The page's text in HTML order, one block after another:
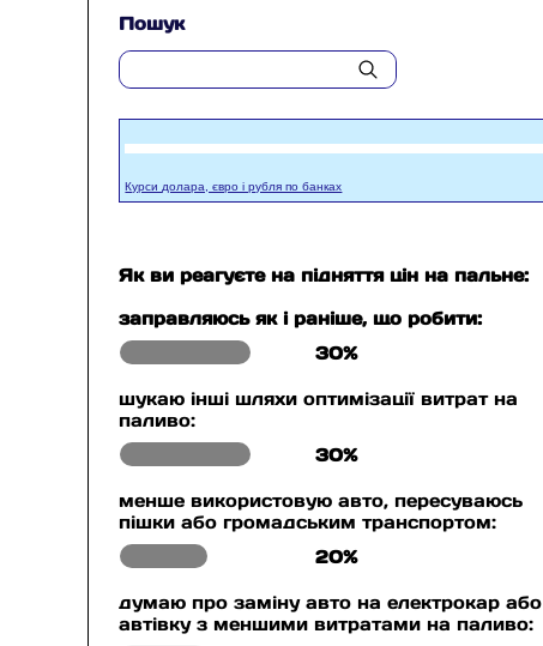
Пошук
Курси долара, євро і рубля по банках
Як ви реагуєте на підняття цін на пальне:
заправляюсь як і раніше, що робити:
30%
шукаю інші шляхи оптимізації витрат на
паливо:
30%
менше використовую авто, пересуваюсь
пішки або громадським транспортом:
20%
думаю про заміну авто на електрокар або
автівку з меншими витратами на паливо: